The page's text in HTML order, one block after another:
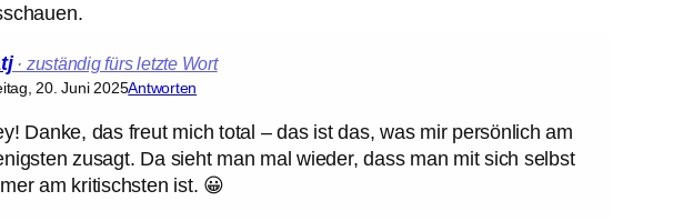
20. Juni 2025Antworten
Danke, das freut mich total – das ist das, was mir persönlich am
zusagt. Da sieht man mal wieder, dass man mit sich selbst
am kritischsten ist. 😀